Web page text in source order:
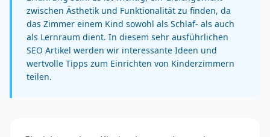
zwischen Ästhetik und Funktionalität zu finden, da
das Zimmer einem Kind sowohl als Schlaf- als auch
als Lernraum dient. In diesem sehr ausführlichen
SEO Artikel werden wir interessante Ideen und
wertvolle Tipps zum Einrichten von Kinderzimmern
teilen.